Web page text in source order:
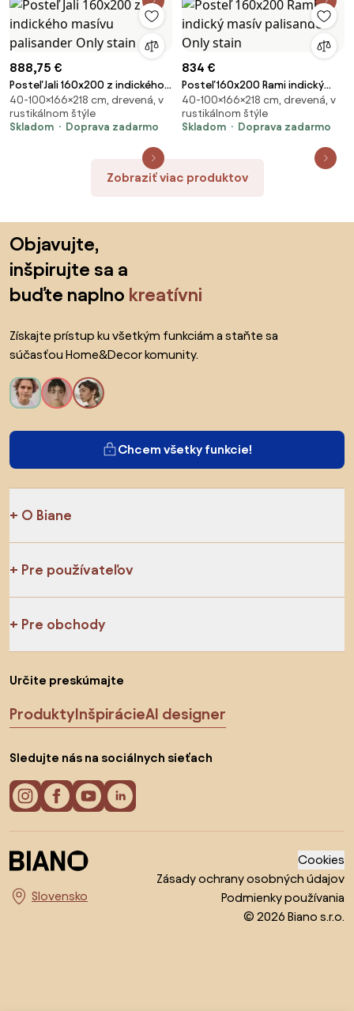
888,75 €
Posteľ Jali 160x200 z indického
masívu palisander Only stain
40-100×166×218 cm, drevená, v
rustikálnom štýle
Skladom
Doprava zadarmo
834 €
Posteľ 160x200 Rami indický
masív palisander Only stain
40-100×166×218 cm, drevená, v
rustikálnom štýle
Skladom
Doprava zadarmo
Zobraziť viac produktov
Objavujte,
inšpirujte sa a
buďte naplno kreatívni
Získajte prístup ku všetkým funkciám a staňte sa
súčasťou Home&Decor komunity.
Chcem všetky funkcie!
O Biane
Pre používateľov
Pre obchody
Určite preskúmajte
ProduktyInšpirácieAI designer
Sledujte nás na sociálnych sieťach
Vyberte krajinu
Cookies
Zásady ochrany osobných údajov
Podmienky používania
© 2026 Biano s.r.o.